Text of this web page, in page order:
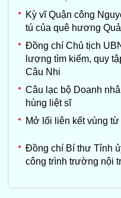
Kỳ vĩ Quận công
tú của quê hương
Đồng chí Chủ tịch
lượng tìm kiếm, quy
Câu Nhi
Câu lạc bộ Doanh
hùng liệt sĩ
Mở lối liên kết vùng
Đồng chí Bí thư Tỉnh
công trình trường nội